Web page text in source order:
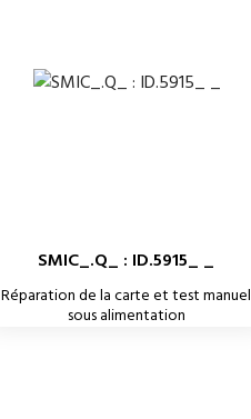
SMIC_.Q_ : ID.5915_ _
Réparation de la carte et test manuel
sous alimentation